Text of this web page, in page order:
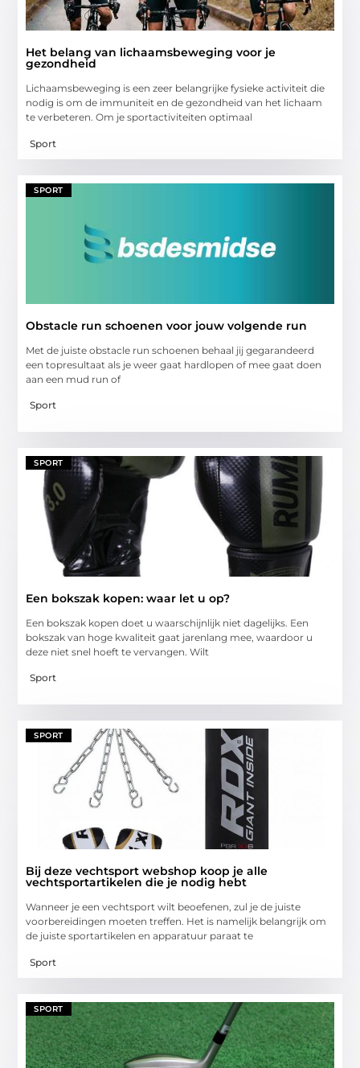
Het belang van lichaamsbeweging voor je
gezondheid
Lichaamsbeweging is een zeer belangrijke fysieke activiteit die
nodig is om de immuniteit en de gezondheid van het lichaam
te verbeteren. Om je sportactiviteiten optimaal
Sport
SPORT
Obstacle run schoenen voor jouw volgende run
Met de juiste obstacle run schoenen behaal jij gegarandeerd
een topresultaat als je weer gaat hardlopen of mee gaat doen
aan een mud run of
Sport
SPORT
Een bokszak kopen: waar let u op?
Een bokszak kopen doet u waarschijnlijk niet dagelijks. Een
bokszak van hoge kwaliteit gaat jarenlang mee, waardoor u
deze niet snel hoeft te vervangen. Wilt
Sport
SPORT
Bij deze vechtsport webshop koop je alle
vechtsportartikelen die je nodig hebt
Wanneer je een vechtsport wilt beoefenen, zul je de juiste
voorbereidingen moeten treffen. Het is namelijk belangrijk om
de juiste sportartikelen en apparatuur paraat te
Sport
SPORT